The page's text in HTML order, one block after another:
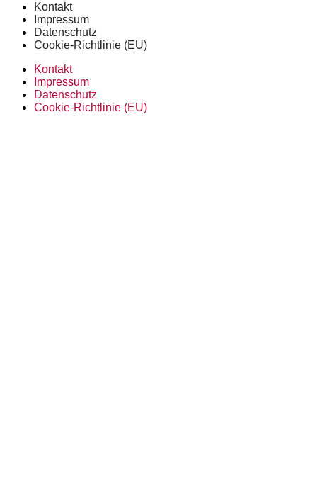
Kontakt
Impressum
Datenschutz
Cookie-Richtlinie (EU)
Kontakt
Impressum
Datenschutz
Cookie-Richtlinie (EU)